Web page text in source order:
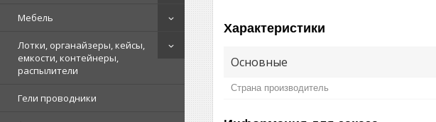
Мебель
Лотки, органайзеры, кейсы,
емкости, контейнеры,
распылители
Гели проводники
Характеристики
Основные
Страна производитель